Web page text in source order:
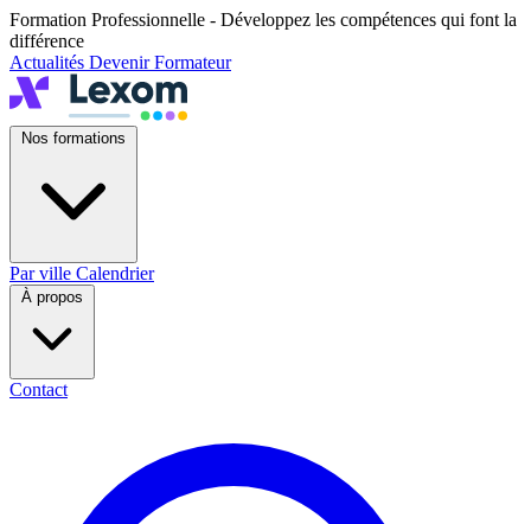
Formation Professionnelle - Développez les compétences qui font la
différence
Actualités Devenir Formateur
Nos formations
Par ville Calendrier
À propos
Contact